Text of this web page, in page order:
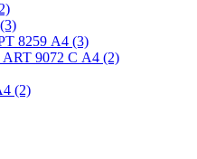
(3)
8259 А4 (3)
ART 9072 С A4 (2)
(2)